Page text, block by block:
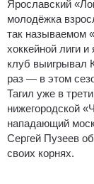
Ярославский
молодёжка
так называемом
хоккейной лиги
клуб выигрывал
раз — в этом
Тагил уже в
нижегородской
нападающий
Сергей Пузеев
своих корнях.